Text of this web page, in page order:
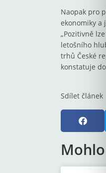
Naopak pro
ekonomiky a
„Pozitivně
letošního
trhů České
konstatuje
Sdílet článek